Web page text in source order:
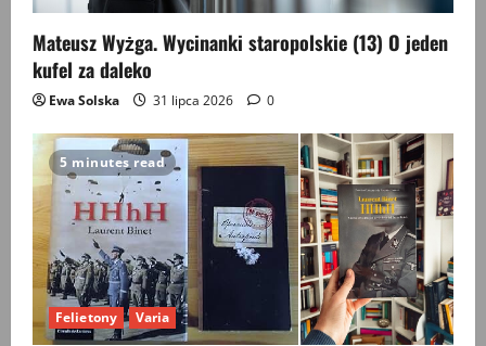
Mateusz Wyżga. Wycinanki staropolskie (13) O jeden
kufel za daleko
Ewa Solska 31 lipca 2026 0
5 minutes read
Felietony Varia